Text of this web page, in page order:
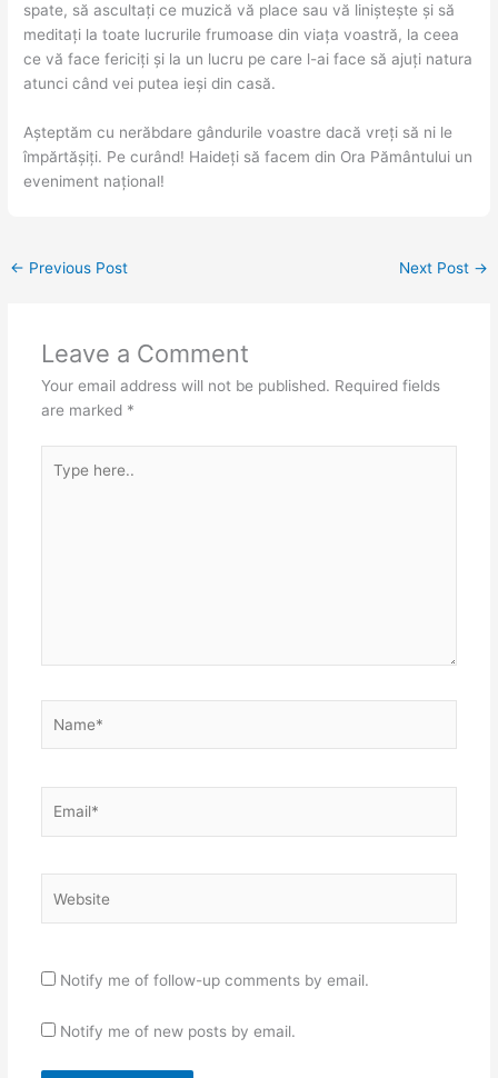
spate, să ascultați ce muzică vă place sau vă liniștește și să
meditați la toate lucrurile frumoase din viața voastră, la ceea
ce vă face fericiți și la un lucru pe care l-ai face să ajuți natura
atunci când vei putea ieși din casă.
Așteptăm cu nerăbdare gândurile voastre dacă vreți să ni le
împărtășiți. Pe curând! Haideți să facem din Ora Pământului un
eveniment național!
← Previous Post Next Post →
Leave a Comment
Your email address will not be published. Required fields
are marked *
here..
Notify me of follow-up comments by email.
Notify me of new posts by email.